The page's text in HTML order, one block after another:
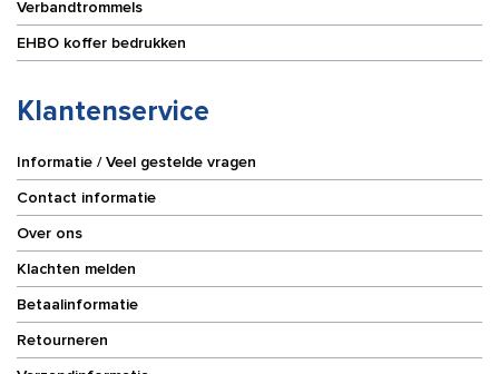
Verbandtrommels
EHBO koffer bedrukken
Klantenservice
Informatie / Veel gestelde vragen
Contact informatie
Over ons
Klachten melden
Betaalinformatie
Retourneren